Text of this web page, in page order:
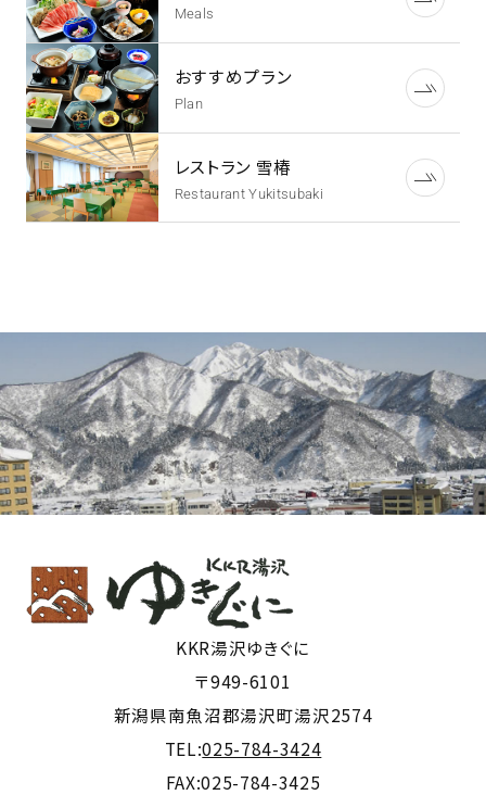
Meals
おすすめプラン
Plan
レストラン 雪椿
Restaurant Yukitsubaki
KKR湯沢ゆきぐに
〒949-6101
新潟県南魚沼郡湯沢町湯沢2574
TEL:025-784-3424
FAX:025-784-3425